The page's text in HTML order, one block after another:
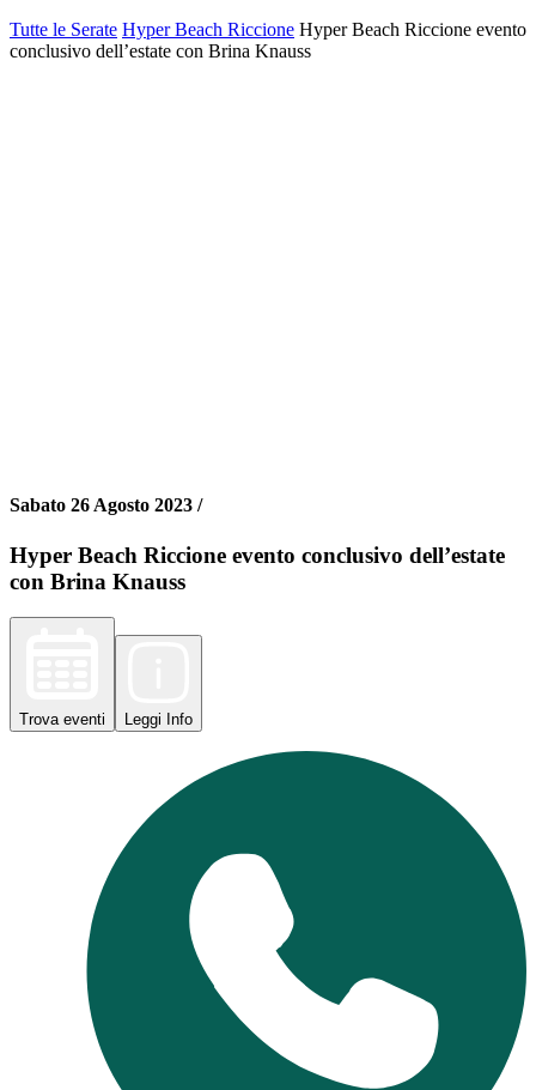
Tutte le Serate Hyper Beach Riccione Hyper Beach Riccione evento
conclusivo dell’estate con Brina Knauss
Sabato 26 Agosto 2023 /
Hyper Beach Riccione evento conclusivo dell’estate
con Brina Knauss
Trova eventi Leggi Info